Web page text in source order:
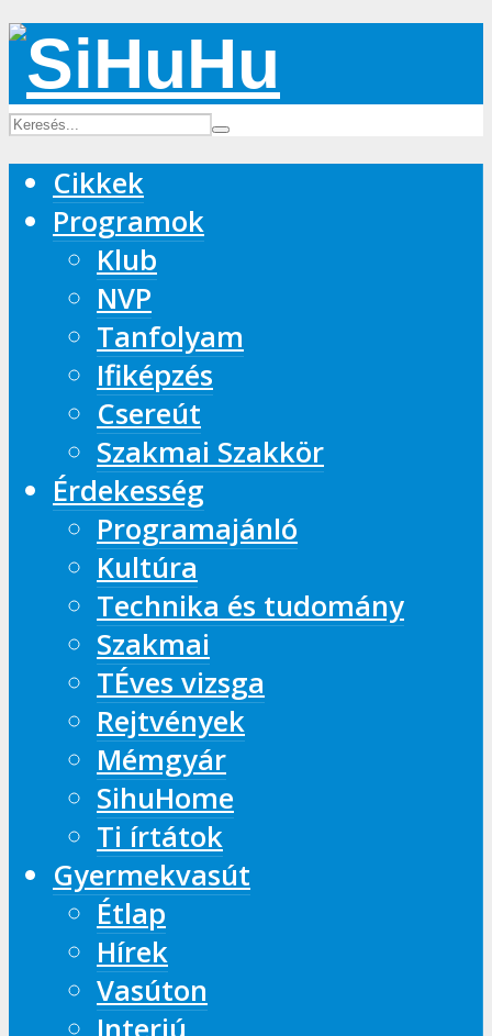
Cikkek
Programok
Klub
NVP
Tanfolyam
Ifiképzés
Csereút
Szakmai Szakkör
Érdekesség
Programajánló
Kultúra
Technika és tudomány
Szakmai
TÉves vizsga
Rejtvények
Mémgyár
SihuHome
Ti írtátok
Gyermekvasút
Étlap
Hírek
Vasúton